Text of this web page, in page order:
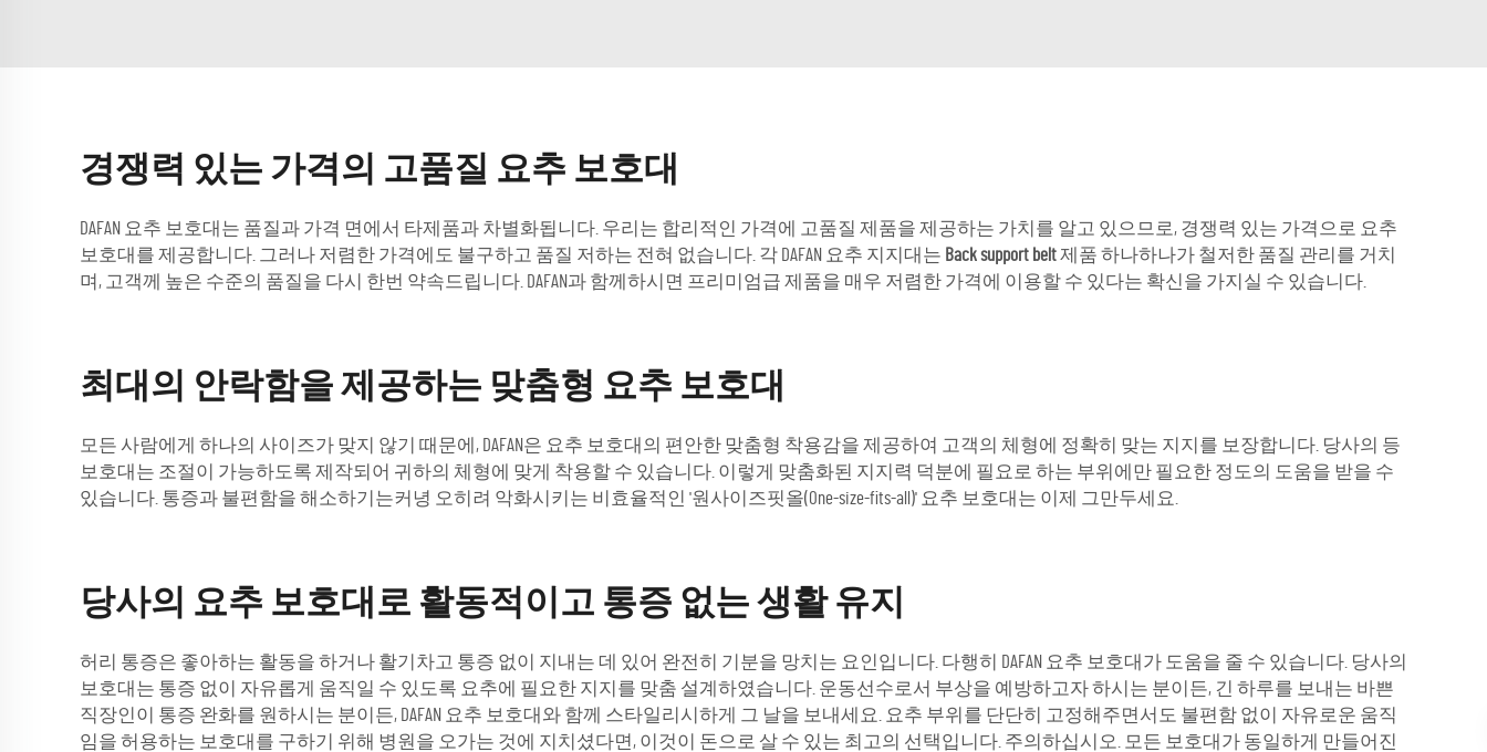
경쟁력 있는 가격의 고품질 요추 보호대
DAFAN 요추 보호대는 품질과 가격 면에서 타제품과 차별화됩니다. 우리는 합리적인 가격에 고품질 제품을 제공하는 가치를 알고 있으므로, 경쟁력 있는 가격으로 요추
보호대를 제공합니다. 그러나 저렴한 가격에도 불구하고 품질 저하는 전혀 없습니다. 각 DAFAN 요추 지지대는 Back support belt제품 하나하나가 철저한 품질 관리를 거치
며, 고객께 높은 수준의 품질을 다시 한번 약속드립니다. DAFAN과 함께하시면 프리미엄급 제품을 매우 저렴한 가격에 이용할 수 있다는 확신을 가지실 수 있습니다.
최대의 안락함을 제공하는 맞춤형 요추 보호대
모든 사람에게 하나의 사이즈가 맞지 않기 때문에, DAFAN은 요추 보호대의 편안한 맞춤형 착용감을 제공하여 고객의 체형에 정확히 맞는 지지를 보장합니다. 당사의 등
보호대는 조절이 가능하도록 제작되어 귀하의 체형에 맞게 착용할 수 있습니다. 이렇게 맞춤화된 지지력 덕분에 필요로 하는 부위에만 필요한 정도의 도움을 받을 수
있습니다. 통증과 불편함을 해소하기는커녕 오히려 악화시키는 비효율적인 '원사이즈핏올(One-size-fits-all)' 요추 보호대는 이제 그만두세요.
당사의 요추 보호대로 활동적이고 통증 없는 생활 유지
허리 통증은 좋아하는 활동을 하거나 활기차고 통증 없이 지내는 데 있어 완전히 기분을 망치는 요인입니다. 다행히 DAFAN 요추 보호대가 도움을 줄 수 있습니다. 당사의
보호대는 통증 없이 자유롭게 움직일 수 있도록 요추에 필요한 지지를 맞춤 설계하였습니다. 운동선수로서 부상을 예방하고자 하시는 분이든, 긴 하루를 보내는 바쁜
직장인이 통증 완화를 원하시는 분이든, DAFAN 요추 보호대와 함께 스타일리시하게 그 날을 보내세요. 요추 부위를 단단히 고정해주면서도 불편함 없이 자유로운 움직
임을 허용하는 보호대를 구하기 위해 병원을 오가는 것에 지치셨다면, 이것이 돈으로 살 수 있는 최고의 선택입니다. 주의하십시오. 모든 보호대가 동일하게 만들어진